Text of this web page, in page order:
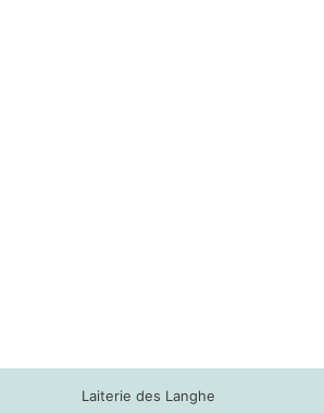
Laiterie des Langhe